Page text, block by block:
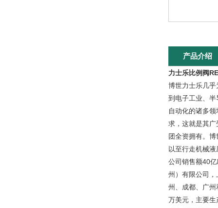
产品介绍
力士乐比例阀
博世力士乐几
到电子工业、
自动化的诸多
求，这就是其
团全资拥有。
以至行走机械
公司销售额40
州）有限公司
州、成都、广
万美元，主要